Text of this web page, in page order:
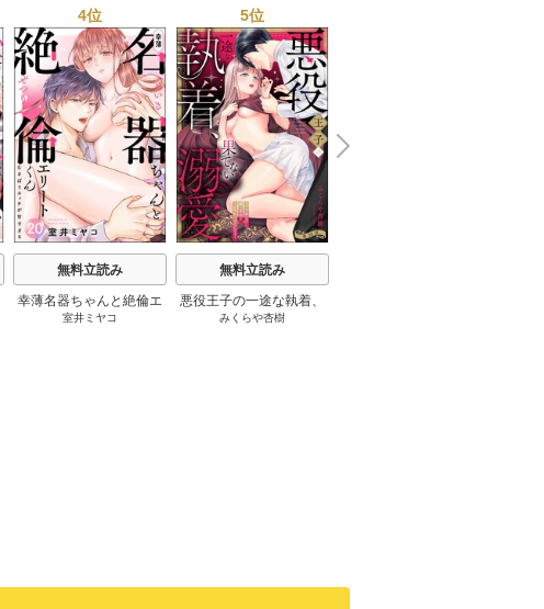
4位
無料立読み
幸薄名器ちゃんと絶倫エ
リートくん むさぼりエッ
室井ミヤコ
5位
無料立読み
悪役王子の一途な執着、
果てない溺愛。 モブ令嬢
みくらや杏樹
N
e
x
t